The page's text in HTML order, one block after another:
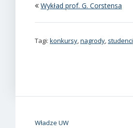
Wykład prof. G. Corstensa
Tagi: konkursy,nagrody, studenci
Władze UW